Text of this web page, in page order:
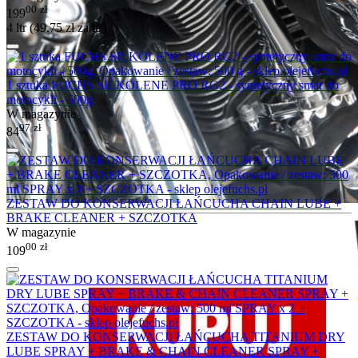
19900 zł
4 ltr (49.75złza ltr)
1 sztuka FUCHS SILKOLENE PRO RG2 - syntetyczny smar do
motocykli - 500g
W magazynie
8497 zł
ZESTAW DO KONSERWACJI ŁAŃCUCHA CHAIN LUBE +
BRAKE CLEANER + SZCZOTKA
W magazynie
10900 zł
ZESTAW DO KONSERWACJI ŁAŃCUCHA TITANIUM DRY
LUBE SPRAY + BRAKE & CHAIN CLEANER SPRAY +